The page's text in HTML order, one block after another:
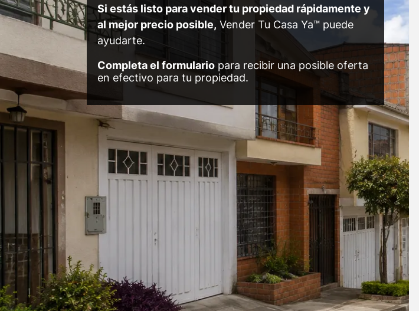
Si estás listo para vender tu propiedad rápidamente y
al mejor precio posible, Vender Tu Casa Ya™ puede
ayudarte.
Completa el formulario para recibir una posible oferta
en efectivo para tu propiedad.